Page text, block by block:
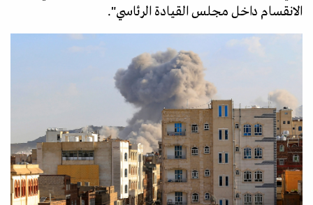
الانقسام داخل مجلس القيادة الرئاسي".